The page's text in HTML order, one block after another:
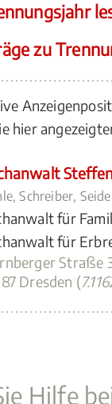
zu
hier
Schreiber,
für
für
Straße
Dresden (
Hilfe